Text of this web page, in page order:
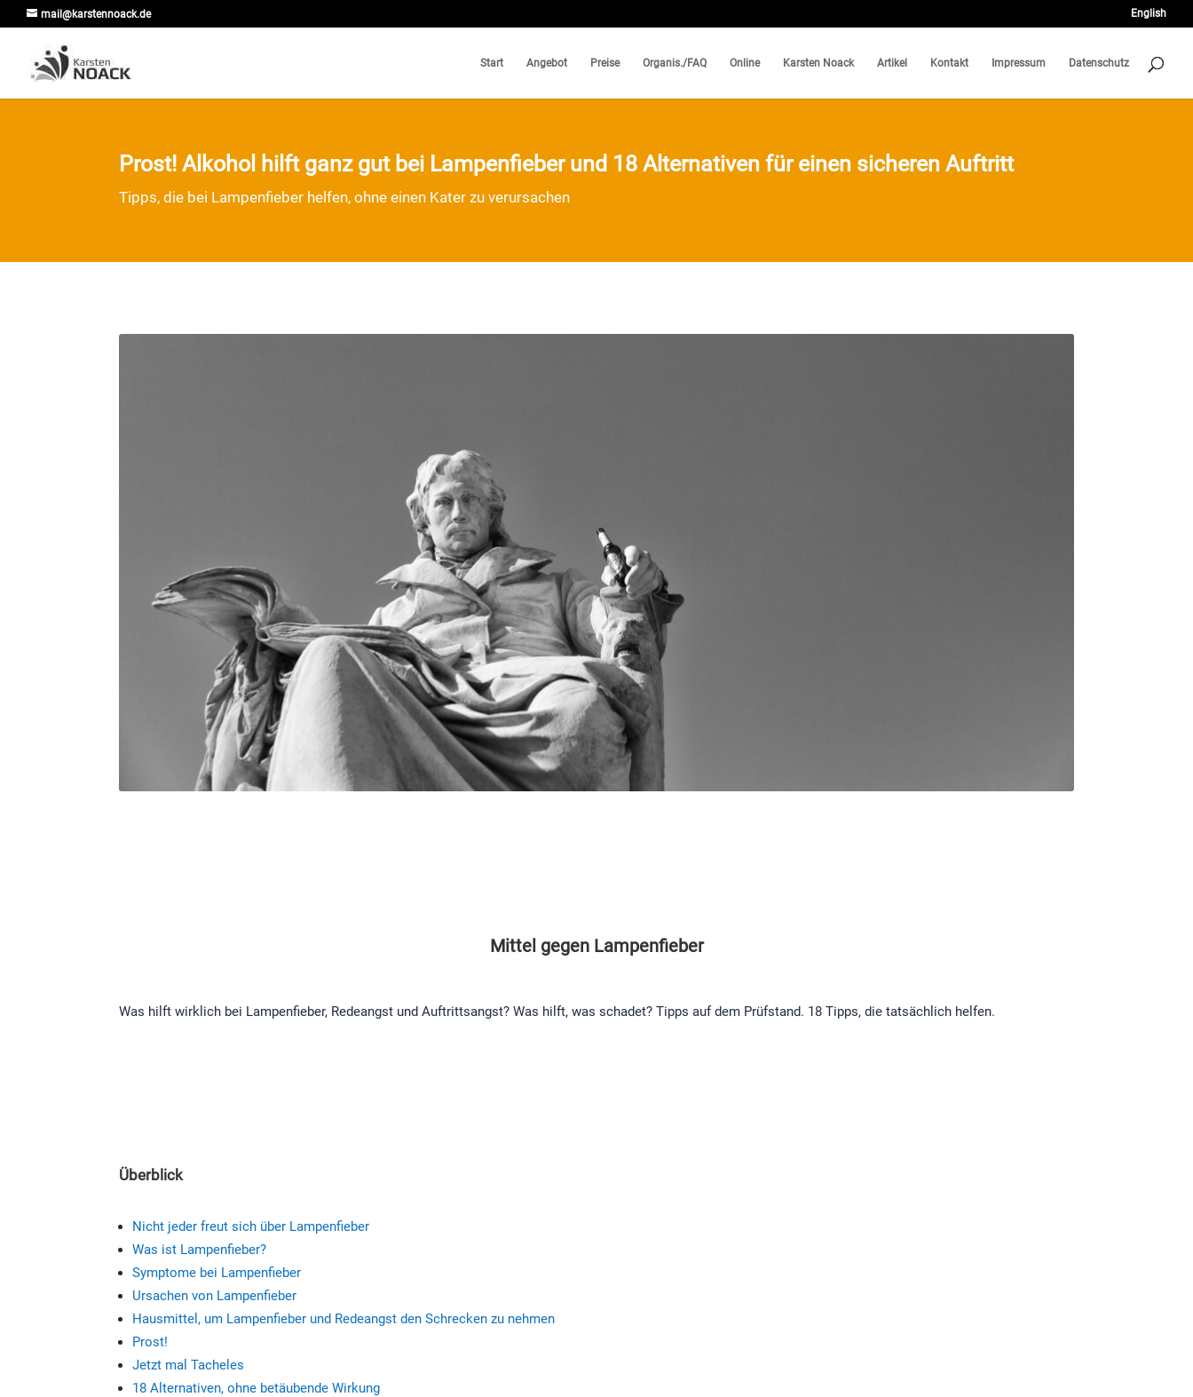
mail@karstennoack.de English
Start Angebot Preise Organis./FAQ Online Karsten Noack Artikel Kontakt Impressum Datenschutz
Prost! Alkohol hilft ganz gut bei Lampenfieber und 18 Alternativen für einen sicheren Auftritt
Tipps, die bei Lampenfieber helfen, ohne einen Kater zu verursachen
Mittel gegen Lampenfieber
Was hilft wirklich bei Lampenfieber, Redeangst und Auftrittsangst? Was hilft, was schadet? Tipps auf dem Prüfstand. 18 Tipps, die tatsächlich helfen.
Überblick
Nicht jeder freut sich über Lampenfieber
Was ist Lampenfieber?
Symptome bei Lampenfieber
Ursachen von Lampenfieber
Hausmittel, um Lampenfieber und Redeangst den Schrecken zu nehmen
Prost!
Jetzt mal Tacheles
18 Alternativen, ohne betäubende Wirkung